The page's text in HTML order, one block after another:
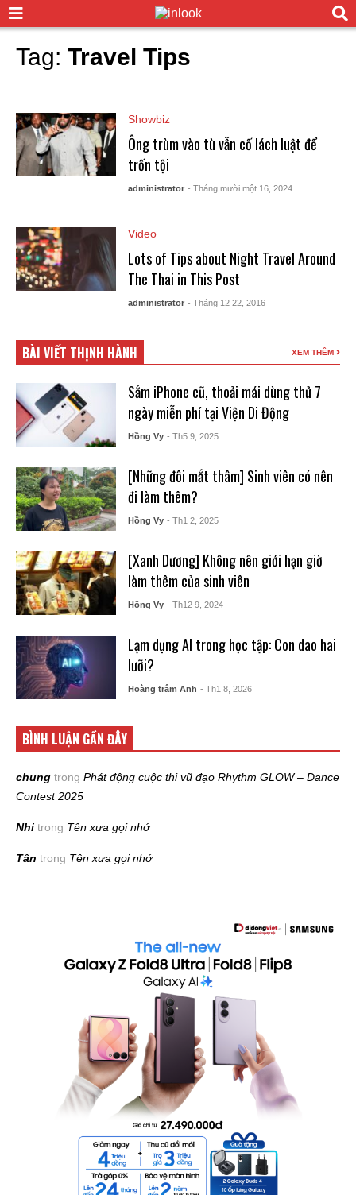
Tag: Travel Tips
Showbiz
Ông trùm vào tù vẫn cố lách luật để
trốn tội
administrator - Tháng mười một 16, 2024
Video
Lots of Tips about Night Travel Around
The Thai in This Post
administrator - Tháng 12 22, 2016
BÀI VIẾT THỊNH HÀNH XEM THÊM
Sắm iPhone cũ, thoải mái dùng thử 7
ngày miễn phí tại Viện Di Động
Hồng Vy - Th5 9, 2025
[Những đôi mắt thâm] Sinh viên có nên
đi làm thêm?
Hồng Vy - Th1 2, 2025
[Xanh Dương] Không nên giới hạn giờ
làm thêm của sinh viên
Hồng Vy - Th12 9, 2024
Lạm dụng AI trong học tập: Con dao hai
lưỡi?
Hoàng trâm Anh - Th1 8, 2026
BÌNH LUẬN GẦN ĐÂY
chung trong Phát động cuộc thi vũ đạo Rhythm GLOW – Dance
Contest 2025
Nhi trong Tên xưa gọi nhớ
Tân trong Tên xưa gọi nhớ